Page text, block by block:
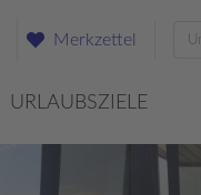
Merkzettel
URLAUBSZIELE